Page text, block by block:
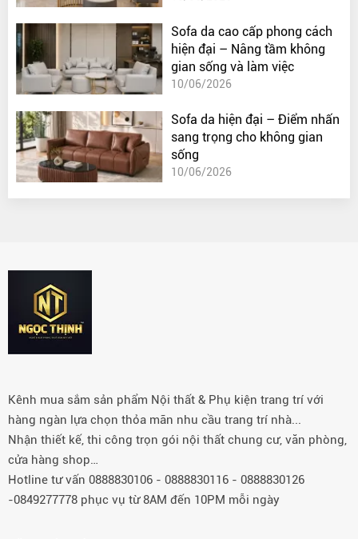
Sofa da cao cấp phong cách
hiện đại – Nâng tầm không
gian sống và làm việc
10/06/2026
Sofa da hiện đại – Điểm nhấn
sang trọng cho không gian
sống
10/06/2026
Kênh mua sắm sản phẩm Nội thất & Phụ kiện trang trí với
hàng ngàn lựa chọn thỏa mãn nhu cầu trang trí nhà...
Nhận thiết kế, thi công trọn gói nội thất chung cư, văn phòng,
cửa hàng shop…
Hotline tư vấn 0888830106 - 0888830116 - 0888830126
-0849277778 phục vụ từ 8AM đến 10PM mỗi ngày